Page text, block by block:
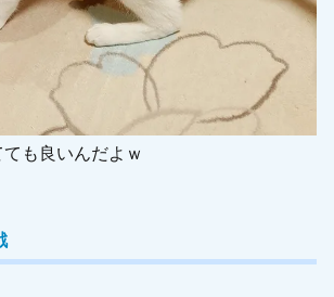
も良いんだよｗ